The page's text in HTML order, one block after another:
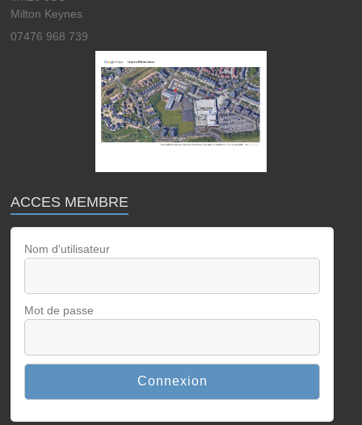
Milton Keynes
07476 968 739
ACCES MEMBRE
Nom d'utilisateur
Mot de passe